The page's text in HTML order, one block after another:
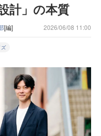
計」の本質
[編] 2026/06/08 11:00